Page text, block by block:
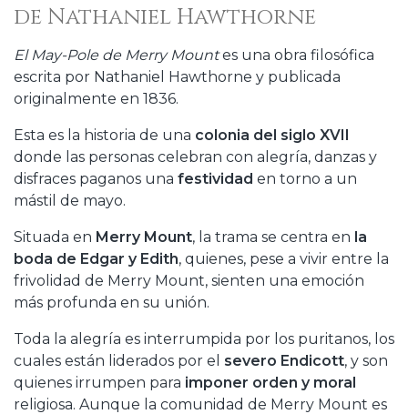
de Nathaniel Hawthorne
El May-Pole de Merry Mountes una obra filosófica
escrita por Nathaniel Hawthorne y publicada
originalmente en 1836.
Esta es la historia de una colonia del siglo XVII
donde las personas celebran con alegría, danzas y
disfraces paganos una festividad en torno a un
mástil de mayo.
Situada en Merry Mount, la trama se centra en la
boda de Edgar y Edith, quienes, pese a vivir entre la
frivolidad de Merry Mount, sienten una emoción
más profunda en su unión.
Toda la alegría es interrumpida por los puritanos, los
cuales están liderados por el severo Endicott, y son
quienes irrumpen para imponer orden y moral
religiosa. Aunque la comunidad de Merry Mount es